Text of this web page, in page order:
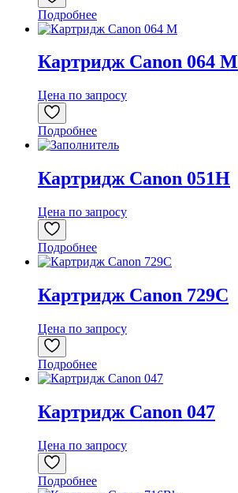
Подробнее
Картридж Canon 064 M
Цена по запросу
Подробнее
Картридж Canon 051H
Цена по запросу
Подробнее
Картридж Canon 729C
Цена по запросу
Подробнее
Картридж Canon 047
Цена по запросу
Подробнее